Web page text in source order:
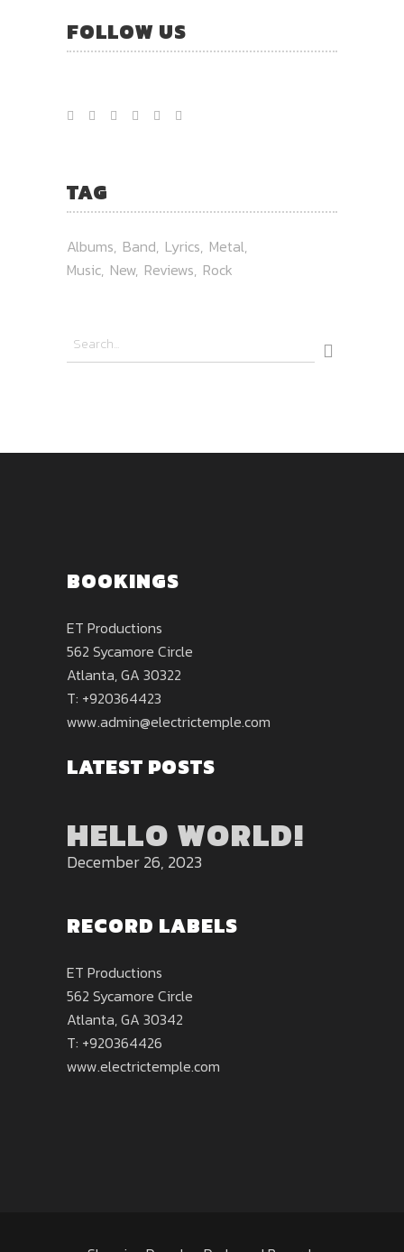
FOLLOW US
TAG
Albums Band Lyrics Metal
Music New Reviews Rock
BOOKINGS
ET Productions
562 Sycamore Circle
Atlanta, GA 30322
T: +920364423
www.admin@electrictemple.com
LATEST POSTS
HELLO WORLD!
December 26, 2023
RECORD LABELS
ET Productions
562 Sycamore Circle
Atlanta, GA 30342
T: +920364426
www.electrictemple.com